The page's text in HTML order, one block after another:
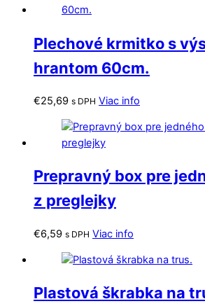
Plechové krmitko s
hrantom 60cm.
€25,69 s DPH Viac info
Prepravný box pre
z preglejky
€6,59 s DPH Viac info
Plastová škrabka na